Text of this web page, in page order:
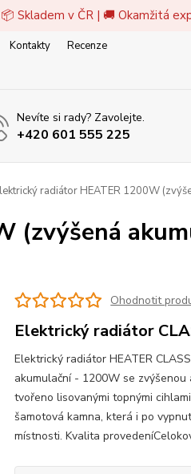
Skladem v ČR | 🚚 Okamžitá
Kontakty
Recenze
Nevíte si rady? Zavolejte.
+420 601 555 225
radiátor HEATER 1200W
(zvýšená
Ohodnotit
Elektrický radiátor
Elektrický radiátor HEATER
akumulační - 1200W se zvýšenou
tvořeno lisovanými topnými
šamotová kamna, která i po
místnosti. Kvalita